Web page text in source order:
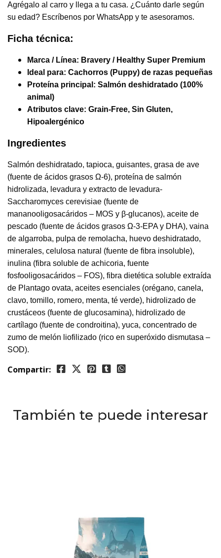
Agrégalo al carro y llega a tu casa. ¿Cuánto darle según
su edad? Escríbenos por WhatsApp y te asesoramos.
Ficha técnica:
Marca / Línea: Bravery / Healthy Super Premium
Ideal para: Cachorros (Puppy) de razas pequeñas
Proteína principal: Salmón deshidratado (100%
animal)
Atributos clave: Grain-Free, Sin Gluten,
Hipoalergénico
Ingredientes
Salmón deshidratado, tapioca, guisantes, grasa de ave
(fuente de ácidos grasos Ω-6), proteína de salmón
hidrolizada, levadura y extracto de levadura-
Saccharomyces cerevisiae (fuente de
mananooligosacáridos – MOS y β-glucanos), aceite de
pescado (fuente de ácidos grasos Ω-3-EPA y DHA), vaina
de algarroba, pulpa de remolacha, huevo deshidratado,
minerales, celulosa natural (fuente de fibra insoluble),
inulina (fibra soluble de achicoria, fuente
fosfooligosacáridos – FOS), fibra dietética soluble extraída
de Plantago ovata, aceites esenciales (orégano, canela,
clavo, tomillo, romero, menta, té verde), hidrolizado de
crustáceos (fuente de glucosamina), hidrolizado de
cartílago (fuente de condroitina), yuca, concentrado de
zumo de melón liofilizado (rico en superóxido dismutasa –
SOD).
Compartir:
También te puede interesar